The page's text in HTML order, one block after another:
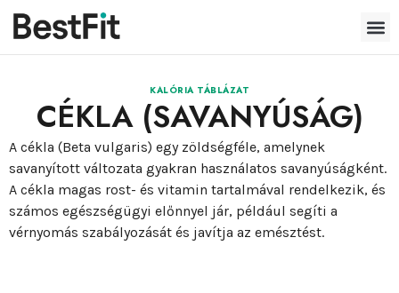
KALÓRIA TÁBLÁZAT
CÉKLA (SAVANYÚSÁG)
A cékla (Beta vulgaris) egy zöldségféle, amelynek
savanyított változata gyakran használatos savanyúságként.
A cékla magas rost- és vitamin tartalmával rendelkezik, és
számos egészségügyi előnnyel jár, például segíti a
vérnyomás szabályozását és javítja az emésztést.